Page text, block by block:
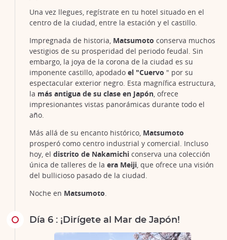
Onsen - Aguas termales japonesas
©Keisuke Kai/123RF
Una vez llegues, regístrate en tu hotel situado en el
centro de la ciudad, entre la estación y el castillo.
Impregnada de historia, Matsumoto conserva muchos
vestigios de su prosperidad del periodo feudal. Sin
embargo, la joya de la corona de la ciudad es su
imponente castillo, apodado el "Cuervo " por su
espectacular exterior negro. Esta magnífica estructura,
la más antigua de su clase en Japón, ofrece
impresionantes vistas panorámicas durante todo el
año.
Más allá de su encanto histórico, Matsumoto
prosperó como centro industrial y comercial. Incluso
hoy, el distrito de Nakamichi conserva una colección
única de talleres de la era Meiji, que ofrece una visión
del bullicioso pasado de la ciudad.
Noche en Matsumoto.
Día 6 : ¡Dirígete al Mar de Japón!